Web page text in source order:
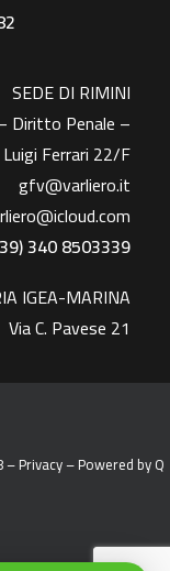
SEDE DI RIMINI
Diritto Penale –
Ferrari 22/F
gfv@varliero.it
340 8503339
IGEA-MARINA
Via C. Pavese 21
–Privacy– Powered byQ